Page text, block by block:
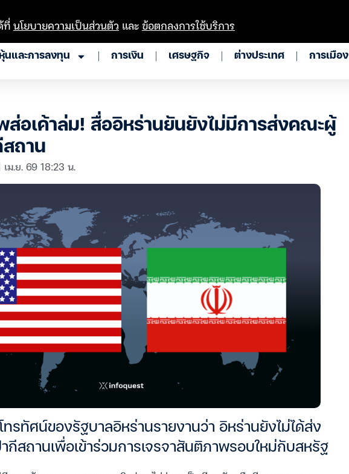
นและการลงทุน การเงิน เศรษฐกิจ ต่างประเทศ การเมือง
ส่อเค้าล่ม! สื่ออิหร่านยันยังไม่มีการส่งคณะผู้
ถาน
เม.ย. 69 18:23 น.
ทรทัศน์ของรัฐบาลอิหร่านรายงานว่า อิหร่านยังไม่ได้ส่ง
สถานเพื่อเข้าร่วมการเจรจาสันติภาพรอบใหม่กับสหรัฐ
ที่นโยบายความเป็นส่วนตัว และข้อตกลงการใช้บริการ